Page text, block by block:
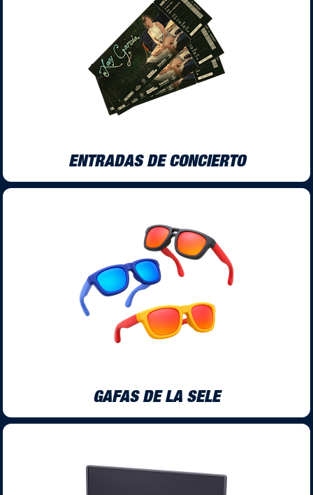
ENTRADAS DE CONCIERTO
GAFAS DE LA SELE